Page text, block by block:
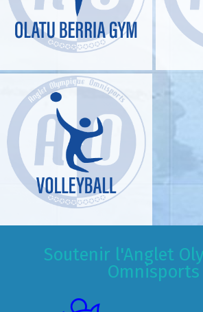
Soutenir l'Anglet
Omnisports